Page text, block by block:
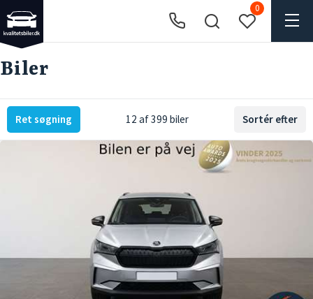
0
Biler
Ret søgning 12 af 399 biler Sortér efter